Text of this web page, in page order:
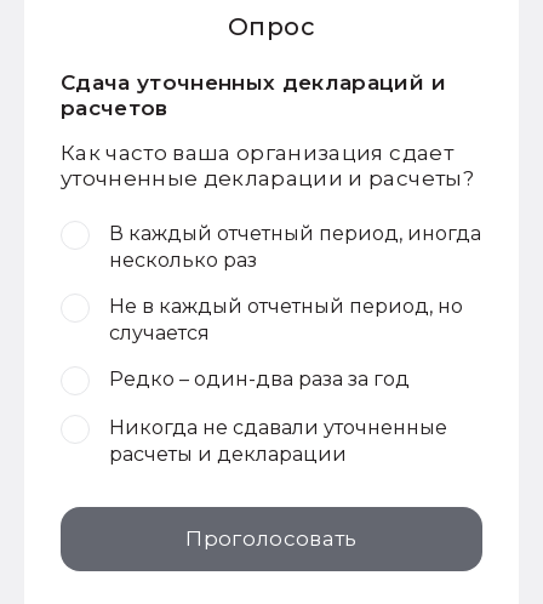
Опрос
Сдача уточненных деклараций и
расчетов
Как часто ваша организация сдает
уточненные декларации и расчеты?
В каждый отчетный период, иногда
несколько раз
Не в каждый отчетный период, но
случается
Редко – один-два раза за год
Никогда не сдавали уточненные
расчеты и декларации
Проголосовать